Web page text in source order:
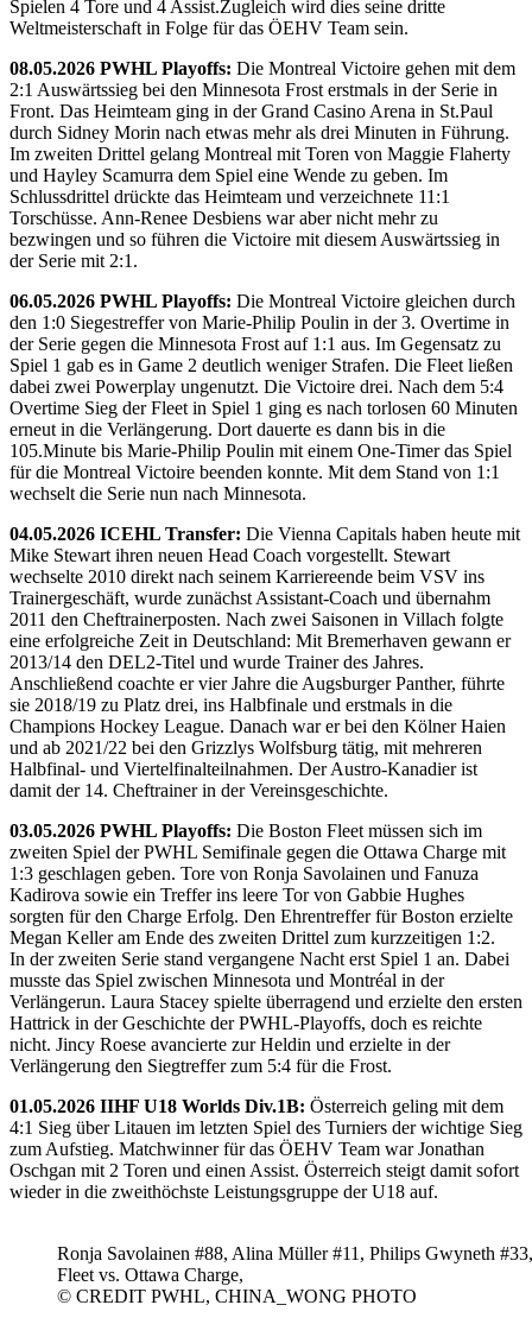
Spielen 4 Tore und 4 Assist.Zugleich wird dies seine dritte
Weltmeisterschaft in Folge für das ÖEHV Team sein.
08.05.2026 PWHL Playoffs: Die Montreal Victoire gehen mit dem
2:1 Auswärtssieg bei den Minnesota Frost erstmals in der Serie in
Front. Das Heimteam ging in der Grand Casino Arena in St.Paul
durch Sidney Morin nach etwas mehr als drei Minuten in Führung.
Im zweiten Drittel gelang Montreal mit Toren von Maggie Flaherty
und Hayley Scamurra dem Spiel eine Wende zu geben. Im
Schlussdrittel drückte das Heimteam und verzeichnete 11:1
Torschüsse. Ann-Renee Desbiens war aber nicht mehr zu
bezwingen und so führen die Victoire mit diesem Auswärtssieg in
der Serie mit 2:1.
06.05.2026 PWHL Playoffs: Die Montreal Victoire gleichen durch
den 1:0 Siegestreffer von Marie-Philip Poulin in der 3. Overtime in
der Serie gegen die Minnesota Frost auf 1:1 aus. Im Gegensatz zu
Spiel 1 gab es in Game 2 deutlich weniger Strafen. Die Fleet ließen
dabei zwei Powerplay ungenutzt. Die Victoire drei. Nach dem 5:4
Overtime Sieg der Fleet in Spiel 1 ging es nach torlosen 60 Minuten
erneut in die Verlängerung. Dort dauerte es dann bis in die
105.Minute bis Marie-Philip Poulin mit einem One-Timer das Spiel
für die Montreal Victoire beenden konnte. Mit dem Stand von 1:1
wechselt die Serie nun nach Minnesota.
04.05.2026 ICEHL Transfer: Die Vienna Capitals haben heute mit
Mike Stewart ihren neuen Head Coach vorgestellt. Stewart
wechselte 2010 direkt nach seinem Karriereende beim VSV ins
Trainergeschäft, wurde zunächst Assistant-Coach und übernahm
2011 den Cheftrainerposten. Nach zwei Saisonen in Villach folgte
eine erfolgreiche Zeit in Deutschland: Mit Bremerhaven gewann er
2013/14 den DEL2-Titel und wurde Trainer des Jahres.
Anschließend coachte er vier Jahre die Augsburger Panther, führte
sie 2018/19 zu Platz drei, ins Halbfinale und erstmals in die
Champions Hockey League. Danach war er bei den Kölner Haien
und ab 2021/22 bei den Grizzlys Wolfsburg tätig, mit mehreren
Halbfinal- und Viertelfinalteilnahmen. Der Austro-Kanadier ist
damit der 14. Cheftrainer in der Vereinsgeschichte.
03.05.2026 PWHL Playoffs: Die Boston Fleet müssen sich im
zweiten Spiel der PWHL Semifinale gegen die Ottawa Charge mit
1:3 geschlagen geben. Tore von Ronja Savolainen und Fanuza
Kadirova sowie ein Treffer ins leere Tor von Gabbie Hughes
sorgten für den Charge Erfolg. Den Ehrentreffer für Boston erzielte
Megan Keller am Ende des zweiten Drittel zum kurzzeitigen 1:2.
In der zweiten Serie stand vergangene Nacht erst Spiel 1 an. Dabei
musste das Spiel zwischen Minnesota und Montréal in der
Verlängerun. Laura Stacey spielte überragend und erzielte den ersten
Hattrick in der Geschichte der PWHL-Playoffs, doch es reichte
nicht. Jincy Roese avancierte zur Heldin und erzielte in der
Verlängerung den Siegtreffer zum 5:4 für die Frost.
01.05.2026 IIHF U18 Worlds Div.1B: Österreich geling mit dem
4:1 Sieg über Litauen im letzten Spiel des Turniers der wichtige Sieg
zum Aufstieg. Matchwinner für das ÖEHV Team war Jonathan
Oschgan mit 2 Toren und einen Assist. Österreich steigt damit sofort
wieder in die zweithöchste Leistungsgruppe der U18 auf.
Ronja Savolainen #88, Alina Müller #11, Philips Gwyneth
Fleet vs. Ottawa Charge,
© CREDIT PWHL, CHINA_WONG PHOTO